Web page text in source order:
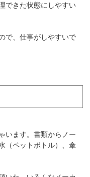
できた状態にしやすい
で、仕事がしやすいで
います。書類からノー
（ペットボトル）、傘